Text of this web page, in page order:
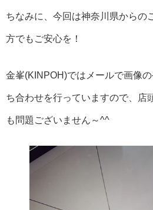
ちなみに、今回は神奈川県からの
方でもご安心を！
金峯(KINPOH)ではメールで画像
ち合わせを行っていますので、店
も問題ございません～^^